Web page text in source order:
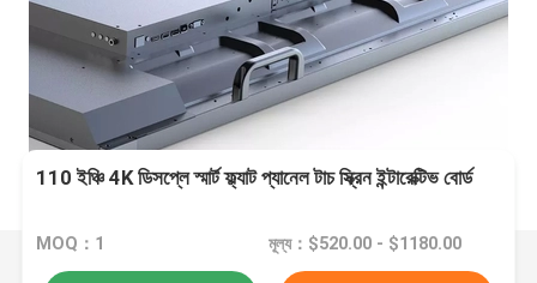
110 ইঞ্চি 4K ডিসপ্লে স্মার্ট ফ্ল্যাট প্যানেল টাচ স্ক্রিন ইন্টারেক্টিভ বোর্ড
MOQ：1 মূল্য：$520.00 - $1180.00